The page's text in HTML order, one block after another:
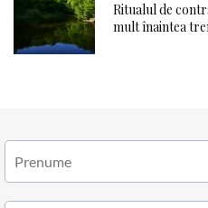
Ritualul de
mult înaintea